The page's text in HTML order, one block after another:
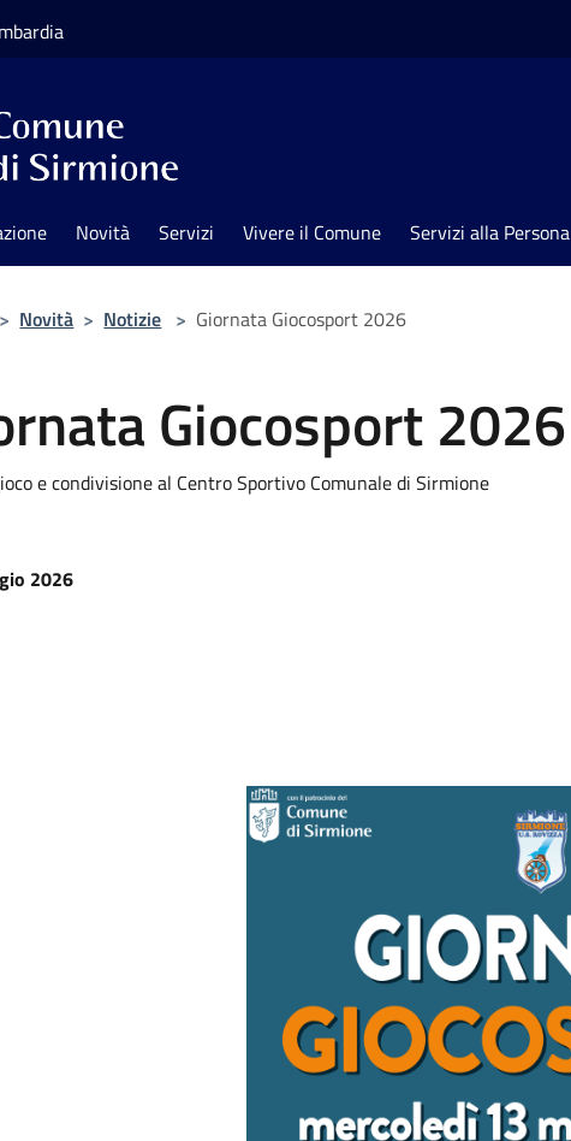
Novità Servizi Vivere il Comune Servizi alla Persona
> Novità > Notizie > Giornata Giocosport 2026
Giocosport 2026
e condivisione al Centro Sportivo Comunale di Sirmione
2026